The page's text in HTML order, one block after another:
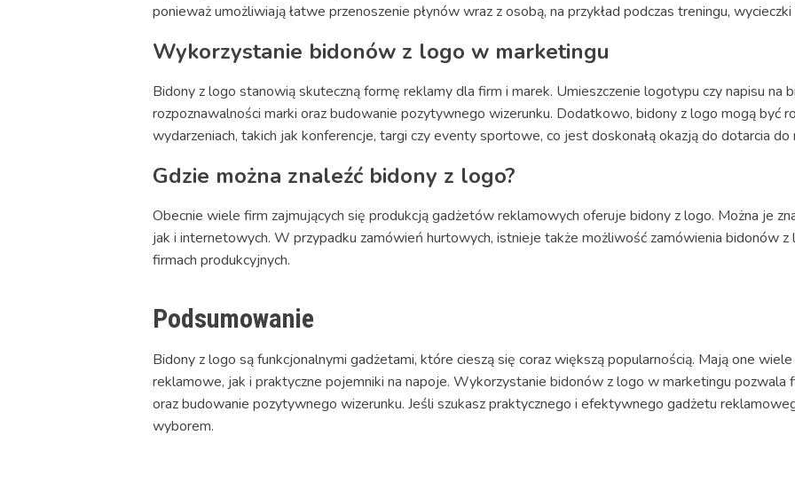
ponieważ umożliwiają łatwe przenoszenie płynów wraz z osobą, na przykład podczas treningu, wycieczki
Wykorzystanie bidonów z logo w marketingu
Bidony z logo stanowią skuteczną formę reklamy dla firm i marek. Umieszczenie logotypu czy napisu na
rozpoznawalności marki oraz budowanie pozytywnego wizerunku. Dodatkowo, bidony z logo mogą być
wydarzeniach, takich jak konferencje, targi czy eventy sportowe, co jest doskonałą okazją do dotarcia
Gdzie można znaleźć bidony z logo?
Obecnie wiele firm zajmujących się produkcją gadżetów reklamowych oferuje bidony z logo. Można je
jak i internetowych. W przypadku zamówień hurtowych, istnieje także możliwość zamówienia bidonów z
firmach produkcyjnych.
Podsumowanie
Bidony z logo są funkcjonalnymi gadżetami, które cieszą się coraz większą popularnością. Mają one
reklamowe, jak i praktyczne pojemniki na napoje. Wykorzystanie bidonów z logo w marketingu pozwala
oraz budowanie pozytywnego wizerunku. Jeśli szukasz praktycznego i efektywnego gadżetu
wyborem.